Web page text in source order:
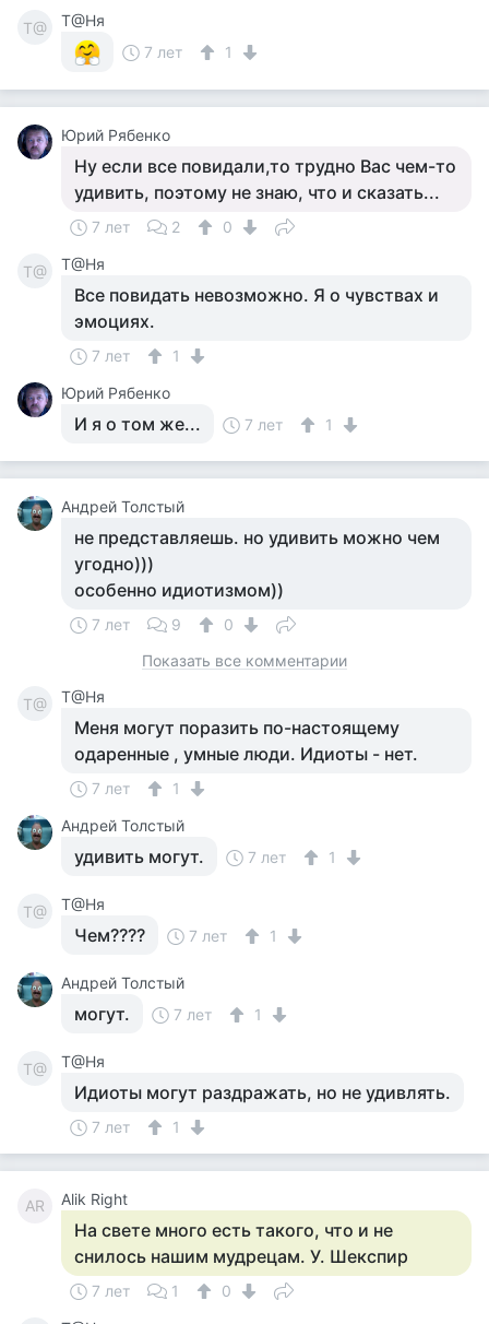
Т@
Т@Ня
7 лет
1
Юрий Рябенко
Ну если все повидали,то трудно Вас чем-то
удивить, поэтому не знаю, что и сказать...
7 лет 2 0
Т@ Т@Ня
Все повидать невозможно. Я о чувствах и
эмоциях.
7 лет
1
Юрий Рябенко
И я о том же... 7 лет 1
Андрей Толстый
не представляешь. но удивить можно чем
угодно)))
особенно идиотизмом))
7 лет 9
0
Показать все комментарии
Т@ Т@Ня
Меня могут поразить по-настоящему
одаренные , умные люди. Идиоты - нет.
7 лет
1
Андрей Толстый
удивить могут. 7 лет 1
Т@ Т@Ня
Чем???? 7 лет 1
Андрей Толстый
могут. 7 лет 1
Т@ Т@Ня
Идиоты могут раздражать, но не удивлять.
7 лет 1
AR Alik Right
На свете много есть такого, что и не
снилось нашим мудрецам. У. Шекспир
7 лет 1
0